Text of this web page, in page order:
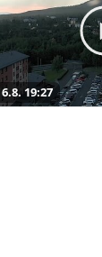
6.8. 19:27